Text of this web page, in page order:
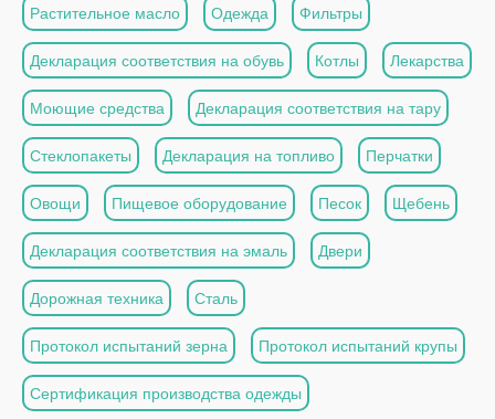
Растительное масло Одежда Фильтры
Декларация соответствия на обувь Котлы Лекарства
Моющие средства Декларация соответствия на тару
Стеклопакеты Декларация на топливо Перчатки
Овощи Пищевое оборудование Песок Щебень
Декларация соответствия на эмаль Двери
Дорожная техника Сталь
Протокол испытаний зерна Протокол испытаний крупы
Сертификация производства одежды